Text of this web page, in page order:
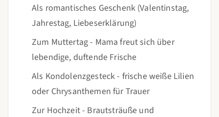
Als romantisches Geschenk (Valentinstag,
Jahrestag, Liebeserklärung)
Zum Muttertag - Mama freut sich über
lebendige, duftende Frische
Als Kondolenzgesteck - frische weiße Lilien
oder Chrysanthemen für Trauer
Zur Hochzeit - Brautsträuße und